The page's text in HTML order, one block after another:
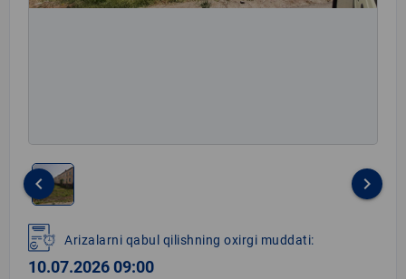
1
of
1
keyboard_arrow_left keyboard_arrow_right
Arizalarni qabul qilishning oxirgi muddati:
10.07.2026 09:00